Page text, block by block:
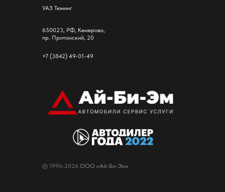
650023, РФ, Кемерово,
пр. Притомский, 20
+7 (3842) 49-01-49
© 1996-2026 ООО «Ай-Би-Эм»
УАЗ Тюнинг